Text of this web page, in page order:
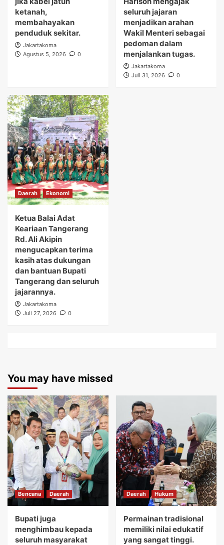
ketanah,
membahayakan
penduduk sekitar.
Jakartakoma
Agustus 5, 2026
0
seluruh jajaran
menjadikan arahan
Wakil Menteri sebagai
pedoman dalam
menjalankan tugas.
Jakartakoma
Juli 31, 2026
0
Daerah Ekonomi
Ketua Balai Adat
Keariaan Tangerang
Rd. Ali Akipin
mengucapkan terima
kasih atas dukungan
dan bantuan Bupati
Tangerang dan seluruh
jajarannya.
Jakartakoma
Juli 27, 2026
0
You may have missed
Bencana Daerah
Bupati juga
menghimbau kepada
seluruh masyarakat
Daerah Hukum
Permainan tradisional
memiliki nilai edukatif
yang sangat tinggi.